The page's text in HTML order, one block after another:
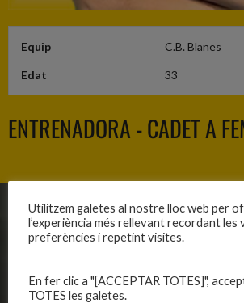
Equip C.B. Blanes
Edat 33
ENTRENADORA - CADET A
CLUB
Organització
Publicacions
EQUIPS
Primer
Utilitzem galetes al nostre lloc web per
l’experiència més rellevant recordant les
preferències i repetint visites.
En fer clic a "[ACCEPTAR TOTES]",
TOTES les galetes.